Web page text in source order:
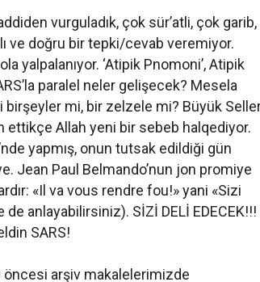
vurguladık, çok sür’atli, çok garib,
ve doğru bir tepki/cevab veremiyor.
yalpalanıyor. ‘Atipik Pnomoni’, Atipik
paralel neler gelişecek? Mesela
birşeyler mi, bir zelzele mi? Büyük
ettikçe Allah yeni bir sebeb halqediyor.
yapmış, onun tutsak edildiği gün
Jean Paul Belmando’nun jon promiye
«Il va vous rendre fou!» yani «Sizi
de anlayabilirsiniz). SİZİ DELİ EDECEK!!!
SARS!
öncesi arşiv makalelerimizde